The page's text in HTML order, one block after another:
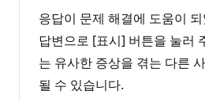
응답이 문제 해결에 도움이
답변으로 [표시] 버튼을 눌러
는 유사한 증상을 겪는 다른
될 수 있습니다.